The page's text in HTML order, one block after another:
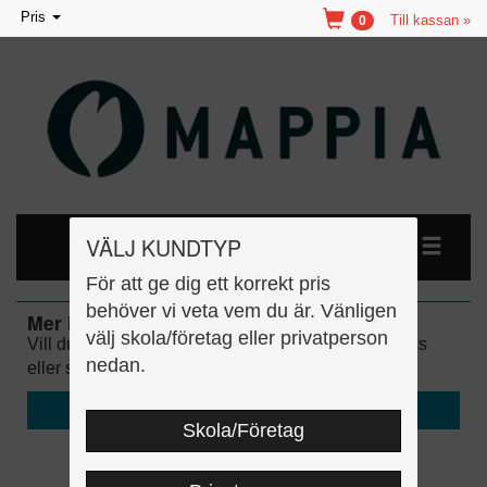
VÄLJ KUNDTYP
För att ge dig ett korrekt pris
behöver vi veta vem du är. Vänligen
välj skola/företag eller privatperson
nedan.
Skola/Företag
Toggle
navigation
Pris Till kassan »
0
Mer information
Vill du läsa mer om hur läromedlen fungerar, om oss
eller se föreläsningar?
» Besök vår hemsida …